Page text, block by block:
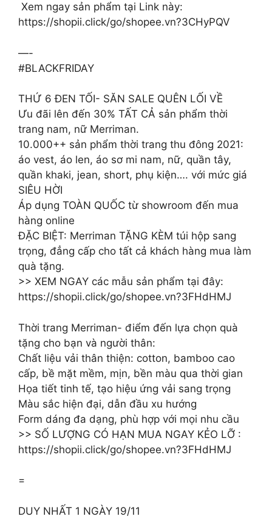
️ Xem ngay sản phẩm tại Link này:
https://shopii.click/go/shopee.vn?3CHyPQV
—-
#BLACKFRIDAY
THỨ 6 ĐEN TỐI- SĂN SALE QUÊN LỐI VỀ
Ưu đãi lên đến 30% TẤT CẢ sản phẩm thời
trang nam, nữ Merriman.
10.000++ sản phẩm thời trang thu đông 2021:
áo vest, áo len, áo sơ mi nam, nữ, quần tây,
quần khaki, jean, short, phụ kiện…. với mức giá
SIÊU HỜI
Áp dụng TOÀN QUỐC từ showroom đến mua
hàng online
ĐẶC BIỆT: Merriman TẶNG KÈM túi hộp sang
trọng, đẳng cấp cho tất cả khách hàng mua làm
quà tặng.
>> XEM NGAY các mẫu sản phẩm tại đây:
https://shopii.click/go/shopee.vn?3FHdHMJ
Thời trang Merriman- điểm đến lựa chọn quà
tặng cho bạn và người thân:
Chất liệu vải thân thiện: cotton, bamboo cao
cấp, bề mặt mềm, mịn, bền màu qua thời gian
Họa tiết tinh tế, tạo hiệu ứng vải sang trọng
Màu sắc hiện đại, dẫn đầu xu hướng
Form dáng đa dạng, phù hợp với mọi nhu cầu
>> SỐ LƯỢNG CÓ HẠN MUA NGAY KẺO LỠ :
https://shopii.click/go/shopee.vn?3FHdHMJ
=
DUY NHẤT 1 NGÀY 19/11